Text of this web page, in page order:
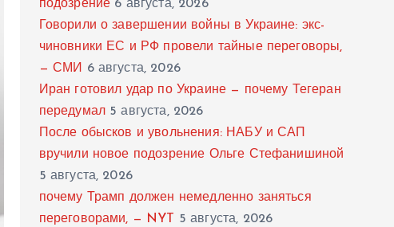
подозрение 6 августа, 2026
Говорили о завершении войны в Украине: экс-
чиновники ЕС и РФ провели тайные переговоры,
— СМИ 6 августа, 2026
Иран готовил удар по Украине — почему Тегеран
передумал 5 августа, 2026
После обысков и увольнения: НАБУ и САП
вручили новое подозрение Ольге Стефанишиной
5 августа, 2026
почему Трамп должен немедленно заняться
переговорами, — NYT
5 августа, 2026